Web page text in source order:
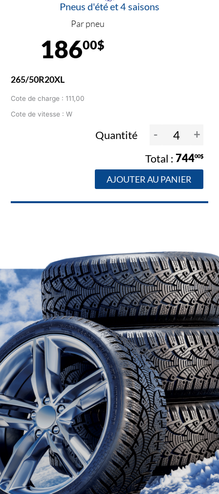
Pneus d'été et 4 saisons
Par pneu
18600$
265/50R20XL
Cote de charge : 111,00
Cote de vitesse : W
Quantité - +
74400$
AJOUTER AU PANIER